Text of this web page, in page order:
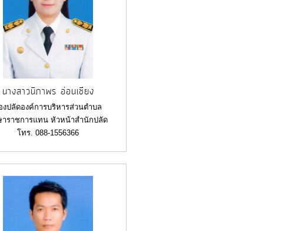
นางสาวนิภาพร อ่อนเชียง
งปลัดองค์การบริหารส่วนตำบล
าราชการแทน หัวหน้าสำนักปลัด
โทร. 088-1556366